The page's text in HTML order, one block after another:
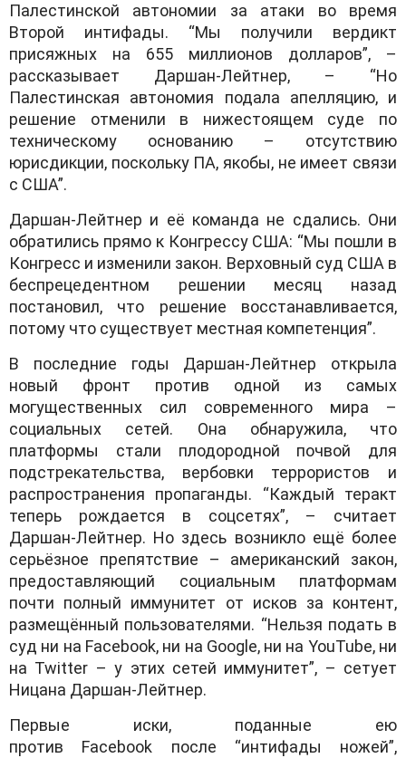
Палестинской автономии за атаки во время
Второй интифады. “Мы получили вердикт
присяжных на 655 миллионов долларов”, –
рассказывает Даршан-Лейтнер, – “Но
Палестинская автономия подала апелляцию, и
решение отменили в нижестоящем суде по
техническому основанию – отсутствию
юрисдикции, поскольку ПА, якобы, не имеет связи
с США”.
Даршан-Лейтнер и её команда не сдались. Они
обратились прямо к Конгрессу США: “Мы пошли в
Конгресс и изменили закон. Верховный суд США в
беспрецедентном решении месяц назад
постановил, что решение восстанавливается,
потому что существует местная компетенция”.
В последние годы Даршан-Лейтнер открыла
новый фронт против одной из самых
могущественных сил современного мира –
социальных сетей. Она обнаружила, что
платформы стали плодородной почвой для
подстрекательства, вербовки террористов и
распространения пропаганды. “Каждый теракт
теперь рождается в соцсетях”, – считает
Даршан-Лейтнер. Но здесь возникло ещё более
серьёзное препятствие – американский закон,
предоставляющий социальным платформам
почти полный иммунитет от исков за контент,
размещённый пользователями. “Нельзя подать в
суд ни на Facebook, ни на Google, ни на YouTube, ни
на Twitter – у этих сетей иммунитет”, – сетует
Ницана Даршан-Лейтнер.
Первые иски, поданные ею
против Facebook после “интифады ножей”,